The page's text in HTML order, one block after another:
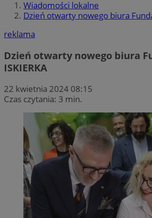
Wiadomości lokalne
Dzień otwarty nowego biura
reklama
Dzień otwarty nowego biura
ISKIERKA
22 kwietnia 2024 08:15
Czas czytania: 3 min.